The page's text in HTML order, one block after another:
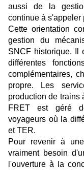
aussi de la
continue à s'appeler
Cette orientation
gestion du
SNCF historique. Il
différentes
complémentaires,
propre. Les
production de trains
FRET est géré
voyageurs où la
et TER.
Pour revenir à
vraiment besoin
l'ouverture à la